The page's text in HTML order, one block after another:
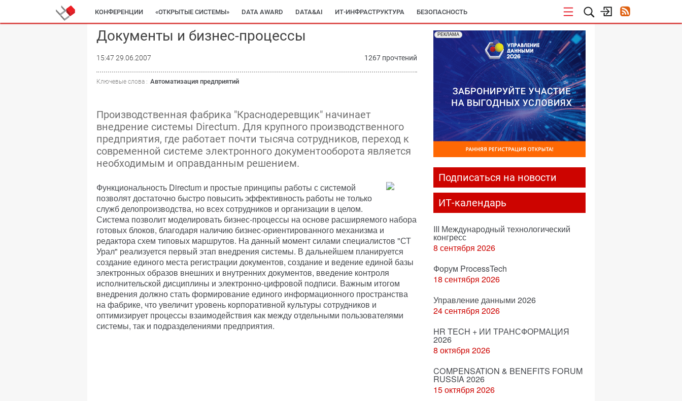
КОНФЕРЕНЦИИ «ОТКРЫТЫЕ СИСТЕМЫ» DATA AWARD DATA&AI ИТ-ИНФРАСТРУКТУРА БЕЗОПАСНОСТЬ
Документы и бизнес-процессы
15:47 29.06.2007 1267 прочтений
Ключевые слова : Автоматизация предприятий
Производственная фабрика "Краснодеревщик" начинает
внедрение системы Directum. Для крупного производственного
предприятия, где работает почти тысяча сотрудников, переход к
современной системе электронного документооборота является
необходимым и оправданным решением.
Функциональность Directum и простые принципы работы с системой
позволят достаточно быстро повысить эффективность работы не только
служб делопроизводства, но всех сотрудников и организации в целом.
Система позволит моделировать бизнес-процессы на основе расширяемого набора
готовых блоков, благодаря наличию бизнес-ориентированного механизма и
редактора схем типовых маршрутов. На данный момент силами специалистов "СТ
Урал" реализуется первый этап внедрения системы. В дальнейшем планируется
создание единого места регистрации документов, создание и ведение единой базы
электронных образов внешних и внутренних документов, введение контроля
исполнительской дисциплины и электронно-цифровой подписи. Важным итогом
внедрения должно стать формирование единого информационного пространства
на фабрике, что увеличит уровень корпоративной культуры сотрудников и
оптимизирует процессы взаимодействия как между отдельными пользователями
системы, так и подразделениями предприятия.
РЕКЛАМА
Подписаться на новости
ИТ-календарь
III Международный технологический
конгресс
8 сентября 2026
Форум ProcessTech
18 сентября 2026
Управление данными 2026
24 сентября 2026
HR TECH + ИИ ТРАНСФОРМАЦИЯ
2026
8 октября 2026
COMPENSATION & BENEFITS FORUM
RUSSIA 2026
15 октября 2026